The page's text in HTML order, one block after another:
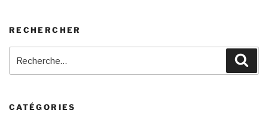
RECHERCHER
pour
CATÉGORIES